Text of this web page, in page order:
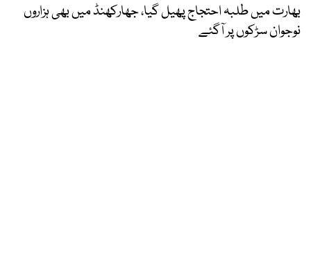
بھارت میں طلبہ احتجاج پھیل گیا، جھارکھنڈ میں بھی ہزاروں
نوجوان سڑکوں پر آگئے